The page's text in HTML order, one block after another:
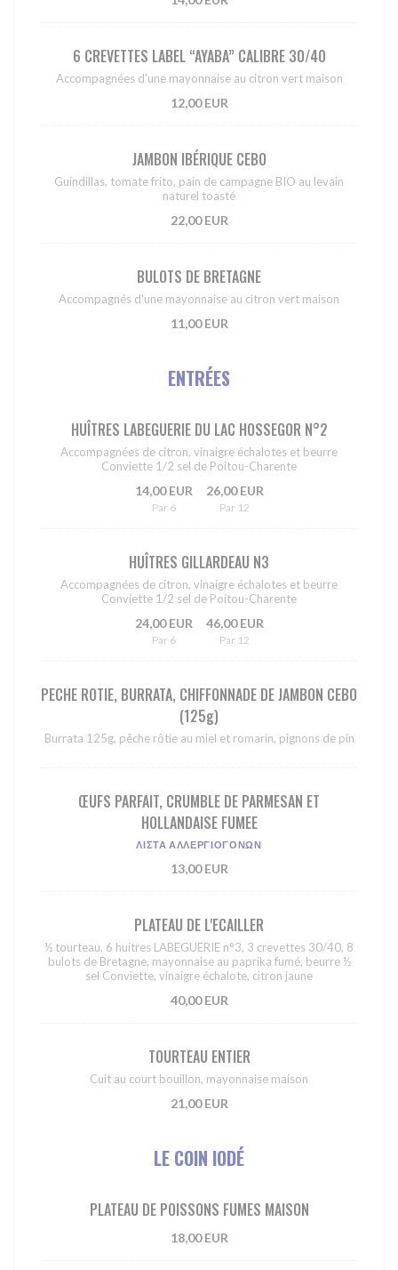
6 CREVETTES LABEL “AYABA” CALIBRE 30/40
Accompagnées d'une mayonnaise au citron vert maison
12,00 EUR
JAMBON IBÉRIQUE CEBO
Guindillas, tomate frito, pain de campagne BIO au levain
naturel toasté
22,00 EUR
BULOTS DE BRETAGNE
Accompagnés d'une mayonnaise au citron vert maison
11,00 EUR
ENTRÉES
HUÎTRES LABEGUERIE DU LAC HOSSEGOR N°2
Accompagnées de citron, vinaigre échalotes et beurre
Conviette 1/2 sel de Poitou-Charente
14,00 EUR
Par 6
26,00 EUR
Par 12
HUÎTRES GILLARDEAU N3
Accompagnées de citron, vinaigre échalotes et beurre
Conviette 1/2 sel de Poitou-Charente
24,00 EUR
Par 6
46,00 EUR
Par 12
PECHE ROTIE, BURRATA, CHIFFONNADE DE JAMBON CEBO
(125g)
Burrata 125g, pêche rôtie au miel et romarin, pignons de pin
ŒUFS PARFAIT, CRUMBLE DE PARMESAN ET
HOLLANDAISE FUMEE
ΛΊΣΤΑ ΑΛΛΕΡΓΙΟΓΌΝΩΝ
13,00 EUR
PLATEAU DE L'ECAILLER
½ tourteau, 6 huitres LABEGUERIE n°3, 3 crevettes 30/40, 8
bulots de Bretagne, mayonnaise au paprika fumé, beurre ½
sel Conviette, vinaigre échalote, citron jaune
40,00 EUR
TOURTEAU ENTIER
Cuit au court bouillon, mayonnaise maison
21,00 EUR
LE COIN IODÉ
PLATEAU DE POISSONS FUMES MAISON
18,00 EUR